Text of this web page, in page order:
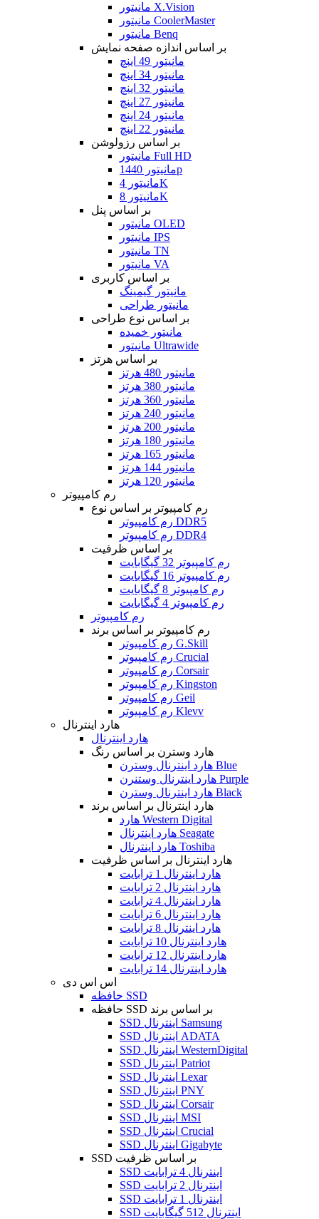
مانیتور X.Vision
مانیتور CoolerMaster
مانیتور Benq
بر اساس اندازه صفحه نمایش
مانیتور 49 اینچ
مانیتور 34 اینچ
مانیتور 32 اینچ
مانیتور 27 اینچ
مانیتور 24 اینچ
مانیتور 22 اینچ
بر اساس رزولوشن
مانیتور Full HD
مانیتور 1440p
مانیتور 4K
مانیتور 8K
بر اساس پنل
مانیتور OLED
مانیتور IPS
مانیتور TN
مانیتور VA
بر اساس کاربری
مانیتور گیمینگ
مانیتور طراحی
بر اساس نوع طراحی
مانیتور خمیده
مانیتور Ultrawide
بر اساس هرتز
مانیتور 480 هرتز
مانیتور 380 هرتز
مانیتور 360 هرتز
مانیتور 240 هرتز
مانیتور 200 هرتز
مانیتور 180 هرتز
مانیتور 165 هرتز
مانیتور 144 هرتز
مانیتور 120 هرتز
رم کامپیوتر
رم کامپیوتر بر اساس نوع
رم کامپیوتر DDR5
رم کامپیوتر DDR4
بر اساس ظرفیت
رم کامپیوتر 32 گیگابایت
رم کامپیوتر 16 گیگابایت
رم کامپیوتر 8 گیگابایت
رم کامپیوتر 4 گیگابایت
رم کامپیوتر
رم کامپیوتر بر اساس برند
رم کامپیوتر G.Skill
رم کامپیوتر Crucial
رم کامپیوتر Corsair
رم کامپیوتر Kingston
رم کامپیوتر Geil
رم کامپیوتر Klevv
هارد اینترنال
هارد اینترنال
هارد وسترن بر اساس رنگ
هارد اینترنال وسترن Blue
هارد اینترنال وستنرن Purple
هارد اینترنال وسترن Black
هارد اینترنال بر اساس برند
هارد Western Digital
هارد اینترنال Seagate
هارد اینترنال Toshiba
هارد اینترنال بر اساس ظرفیت
هارد اینترنال 1 ترابایت
هارد اینترنال 2 ترابایت
هارد اینترنال 4 ترابایت
هارد اینترنال 6 ترابایت
هارد اینترنال 8 ترابایت
هارد اینترنال 10 ترابایت
هارد اینترنال 12 ترابایت
هارد اینترنال 14 ترابایت
اس اس دی
حافظه SSD
حافظه SSD بر اساس برند
SSD اینترنال Samsung
SSD اینترنال ADATA
SSD اینترنال WesternDigital
SSD اینترنال Patriot
SSD اینترنال Lexar
SSD اینترنال PNY
SSD اینترنال Corsair
SSD اینترنال MSI
SSD اینترنال Crucial
SSD اینترنال Gigabyte
SSD بر اساس ظرفیت
SSD اینترنال 4 ترابایت
SSD اینترنال 2 ترابایت
SSD اینترنال 1 ترابایت
SSD اینترنال 512 گیگابایت